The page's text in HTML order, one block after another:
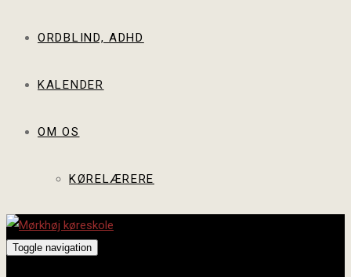
ORDBLIND, ADHD
KALENDER
OM OS
KØRELÆRERE
Toggle navigation